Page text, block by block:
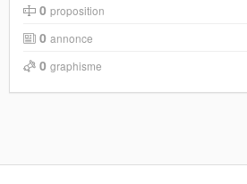
0 proposition
0 annonce
0 graphisme